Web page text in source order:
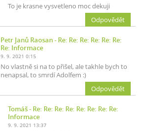
To je krasne vysvetleno moc dekuji
Odpovědět
Petr Janů Raosan- Re: Re: Re: Re: Re: Re:
Re: Informace
9. 9. 2021 0:15
No vlastně si na to přišel, ale takhle bych to
nenapsal, to smrdí Adolfem :)
Odpovědět
Tomáš- Re: Re: Re: Re: Re: Re: Re: Re:
Informace
9. 9. 2021 13:37